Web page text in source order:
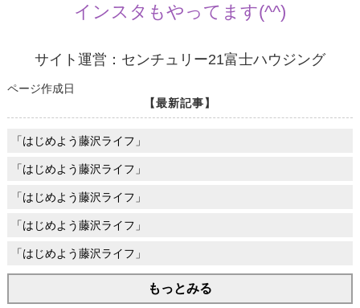
インスタもやってます(^^)
サイト運営：センチュリー21富士ハウジング
ページ作成日
【最新記事】
「はじめよう藤沢ライフ」
「はじめよう藤沢ライフ」
「はじめよう藤沢ライフ」
「はじめよう藤沢ライフ」
「はじめよう藤沢ライフ」
もっとみる